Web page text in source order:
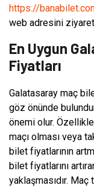
https://
web adresini
En Uygun
Fiyatları
Galatasaray maç
göz önünde
önemi olur.
maçı olması veya
bilet fiyatlarının
bilet fiyatlarını
yaklaşmasıdır.